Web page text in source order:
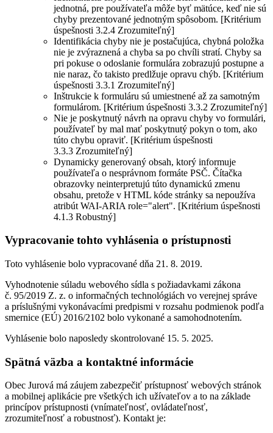
jednotná, pre používateľa môže byť mätúce, keď nie sú
chyby prezentované jednotným spôsobom. [Kritérium
úspešnosti 3.2.4 Zrozumiteľný]
Identifikácia chyby nie je postačujúca, chybná položka
nie je zvýraznená a chyba sa po chvíli stratí. Chyby sa
pri pokuse o odoslanie formulára zobrazujú postupne a
nie naraz, čo takisto predlžuje opravu chýb. [Kritérium
úspešnosti 3.3.1 Zrozumiteľný]
Inštrukcie k formuláru sú umiestnené až za samotným
formulárom. [Kritérium úspešnosti 3.3.2 Zrozumiteľný]
Nie je poskytnutý návrh na opravu chyby vo formulári,
používateľ by mal mať poskytnutý pokyn o tom, ako
túto chybu opraviť. [Kritérium úspešnosti
3.3.3 Zrozumiteľný]
Dynamicky generovaný obsah, ktorý informuje
používateľa o nesprávnom formáte PSČ. Čítačka
obrazovky neinterpretujú túto dynamickú zmenu
obsahu, pretože v HTML kóde stránky sa nepoužíva
atribút WAI-ARIA role="alert". [Kritérium úspešnosti
4.1.3 Robustný]
Vypracovanie tohto vyhlásenia o prístupnosti
Toto vyhlásenie bolo vypracované dňa 21. 8. 2019.
Vyhodnotenie súladu webového sídla s požiadavkami zákona
č. 95/2019 Z. z. o informačných technológiách vo verejnej správe
a príslušnými vykonávacími predpismi v rozsahu podmienok podľa
smernice (EÚ) 2016/2102 bolo vykonané a samohodnotením.
Vyhlásenie bolo naposledy skontrolované 15. 5. 2025.
Spätná väzba a kontaktné informácie
Obec Jurová má záujem zabezpečiť prístupnosť webových stránok
a mobilnej aplikácie pre všetkých ich užívateľov a to na základe
princípov prístupnosti (vnímateľnosť, ovládateľnosť,
zrozumiteľnosť a robustnosť). Kontakt je: